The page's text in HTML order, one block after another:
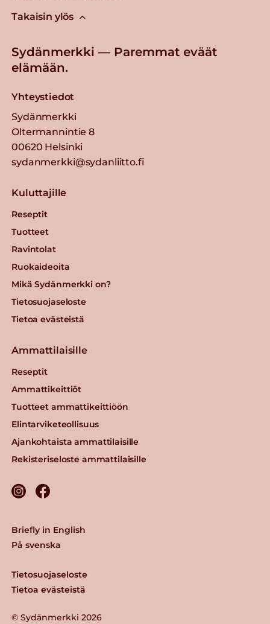
Takaisin ylös
Sydänmerkki — Paremmat eväät
elämään.
Yhteystiedot
Sydänmerkki
Oltermannintie 8
00620 Helsinki
sydanmerkki@sydanliitto.fi
Kuluttajille
Reseptit
Tuotteet
Ravintolat
Ruokaideoita
Mikä Sydänmerkki on?
Tietosuojaseloste
Tietoa evästeistä
Ammattilaisille
Reseptit
Ammattikeittiöt
Tuotteet ammattikeittiöön
Elintarviketeollisuus
Ajankohtaista ammattilaisille
Rekisteriseloste ammattilaisille
© Sydänmerkki 2026
Tietosuojaseloste
Tietoa evästeistä
Briefly in English
På svenska